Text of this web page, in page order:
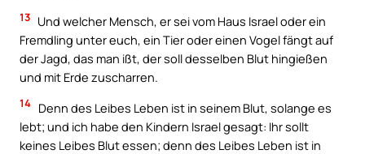
13 Und welcher Mensch, er sei vom Haus Israel oder ein
Fremdling unter euch, ein Tier oder einen Vogel fängt auf
der Jagd, das man ißt, der soll desselben Blut hingießen
und mit Erde zuscharren.
14 Denn des Leibes Leben ist in seinem Blut, solange es
lebt; und ich habe den Kindern Israel gesagt: Ihr sollt
keines Leibes Blut essen; denn des Leibes Leben ist in